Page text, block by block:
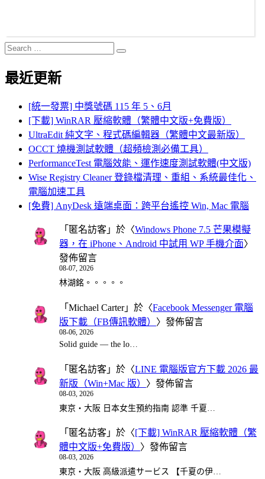
Search
for:
Search
最近更新
[統一發票] 中獎號碼 115 年 5、6月
[下載] WinRAR 壓縮軟體（繁體中文版+免費版）
UltraEdit 純文字、程式碼編輯器（繁體中文最新版）
OCCT 燒機測試軟體（超頻檢測必備工具）
PerformanceTest 電腦效能、運作速度測試軟體(中文版)
Wise Registry Cleaner 登錄檔清理、重組、系統最佳化、
電腦加速工具
[免費] AnyDesk 遠端桌面：跨平台遙控 Win, Mac 電腦
「 匿名訪客 」於〈Windows Phone 7.5 芒果模擬
器，在 iPhone、Android 中試用 WP 手機介面〉
發佈留言
08-07, 2026
林湖銘。。。。。
「 Michael Carter」於〈Facebook Messenger 電腦
版下載（FB傳訊軟體） 〉發佈留言
08-06, 2026
Solid guide — the lo…
「 匿名訪客 」於〈LINE 電腦版官方下載 2026 最
新版（Win+Mac 版） 〉發佈留言
08-03, 2026
東京・大阪 日本女生預約指南 認準 千夏…
「 匿名訪客 」於〈[下載] WinRAR 壓縮軟體（繁
體中文版+免費版） 〉發佈留言
08-03, 2026
東京・大阪 高級派遣サービス 【千夏の伊…